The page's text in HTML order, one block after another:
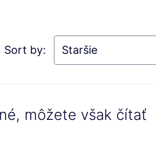
Sort by:
môžete však čítať